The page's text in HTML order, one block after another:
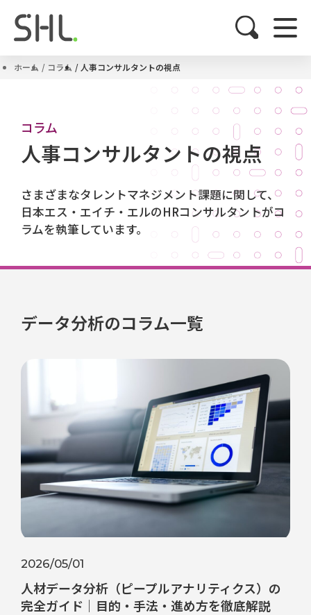
ホーム コラム 人事コンサルタントの視点
コラム
人事コンサルタントの視点
さまざまなタレントマネジメント課題に関して、
日本エス・エイチ・エルのHRコンサルタントがコ
ラムを執筆しています。
データ分析のコラム一覧
2026/05/01
人材データ分析（ピープルアナリティクス）の
完全ガイド｜目的・手法・進め方を徹底解説